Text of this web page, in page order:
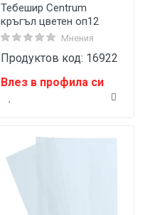
Тебешир Centrum
кръгъл цветен оп12
Мнения
Продуктов код: 16922
Влез в профила си